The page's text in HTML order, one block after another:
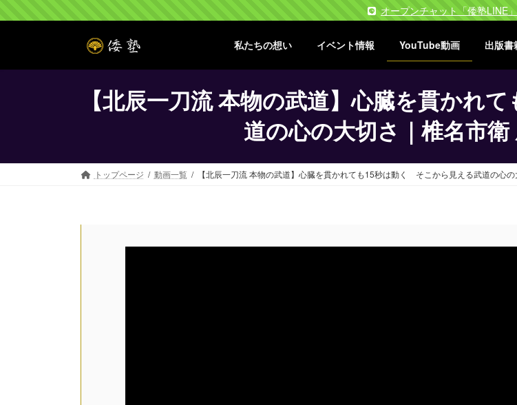
ン
ツ
ビ
シ
オープンチャット「倭塾LINE
私たちの想い イベント情報 YouTube動画 出版書
【北辰一刀流 本物の武道】心臓を貫かれ
道の心の大切さ｜椎名市
トップページ 動画一覧 【北辰一刀流 本物の武道】心臓を貫かれても15秒は動く そこから見える武道の心